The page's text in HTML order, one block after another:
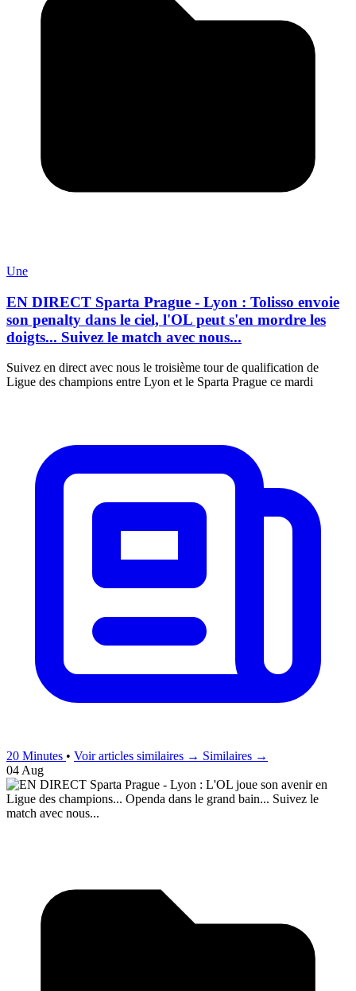
Une
EN DIRECT Sparta Prague - Lyon : Tolisso envoie
son penalty dans le ciel, l'OL peut s'en mordre les
doigts... Suivez le match avec nous...
Suivez en direct avec nous le troisième tour de qualification de
Ligue des champions entre Lyon et le Sparta Prague ce mardi
20 Minutes • Voir articles similaires → Similaires →
04 Aug